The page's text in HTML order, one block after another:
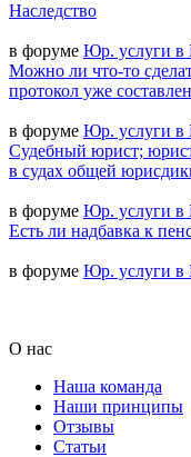
Наследство
в форуме Юр. услуги
Можно ли что-то
протокол уже
в форуме Юр. услуги
Судебный юрист;
в судах общей
в форуме Юр. услуги
Есть ли надбавка к
в форуме Юр. услуги
О нас
Наша команда
Наши принципы
Отзывы
Статьи